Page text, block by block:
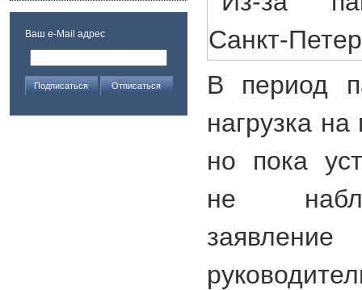
Ваш e-Mail адрес
В период
нагрузка
но пока
не